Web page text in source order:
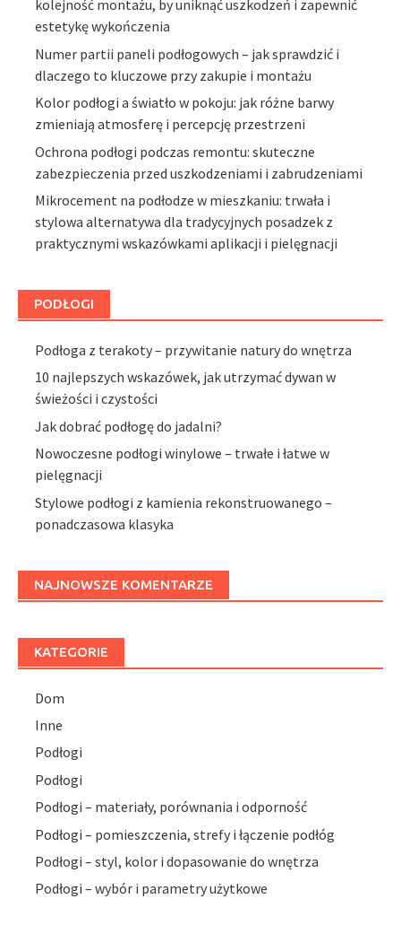
kolejność montażu, by uniknąć uszkodzeń i zapewnić
estetykę wykończenia
Numer partii paneli podłogowych – jak sprawdzić i
dlaczego to kluczowe przy zakupie i montażu
Kolor podłogi a światło w pokoju: jak różne barwy
zmieniają atmosferę i percepcję przestrzeni
Ochrona podłogi podczas remontu: skuteczne
zabezpieczenia przed uszkodzeniami i zabrudzeniami
Mikrocement na podłodze w mieszkaniu: trwała i
stylowa alternatywa dla tradycyjnych posadzek z
praktycznymi wskazówkami aplikacji i pielęgnacji
PODŁOGI
Podłoga z terakoty – przywitanie natury do wnętrza
10 najlepszych wskazówek, jak utrzymać dywan w
świeżości i czystości
Jak dobrać podłogę do jadalni?
Nowoczesne podłogi winylowe – trwałe i łatwe w
pielęgnacji
Stylowe podłogi z kamienia rekonstruowanego –
ponadczasowa klasyka
NAJNOWSZE KOMENTARZE
KATEGORIE
Dom
Inne
Podłogi
Podłogi
Podłogi – materiały, porównania i odporność
Podłogi – pomieszczenia, strefy i łączenie podłóg
Podłogi – styl, kolor i dopasowanie do wnętrza
Podłogi – wybór i parametry użytkowe